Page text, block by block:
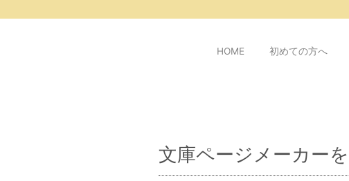
HOME 初めての方へ
文庫ページメーカー